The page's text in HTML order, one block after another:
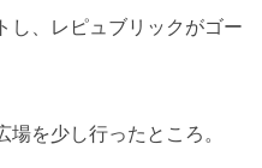
し、レピュブリックがゴー
を少し行ったところ。